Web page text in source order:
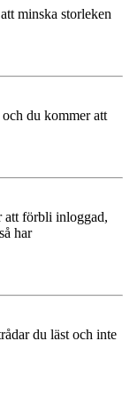
minska storleken
du kommer att
att förbli inloggad,
har
du läst och inte